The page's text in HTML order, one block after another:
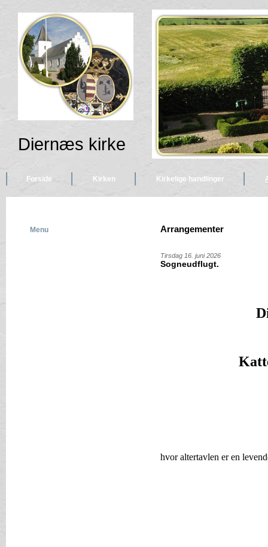
Diernæs kirke
Forside Kirken Kirkelige handlinger
Menu Arrangementer
Tirsdag 16. juni 2026
Sogneudflugt.
hvor altertavlen er en